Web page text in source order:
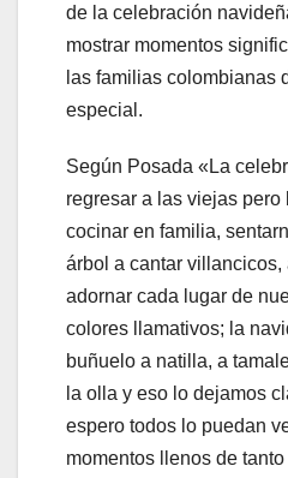
de la celebración
mostrar momentos
las familias colombianas
especial.
Según Posada «La
regresar a las viejas pero
cocinar en familia,
árbol a cantar villancicos,
adornar cada lugar de
colores llamativos; la
buñuelo a natilla, a
la olla y eso lo dejamos
espero todos lo puedan
momentos llenos de